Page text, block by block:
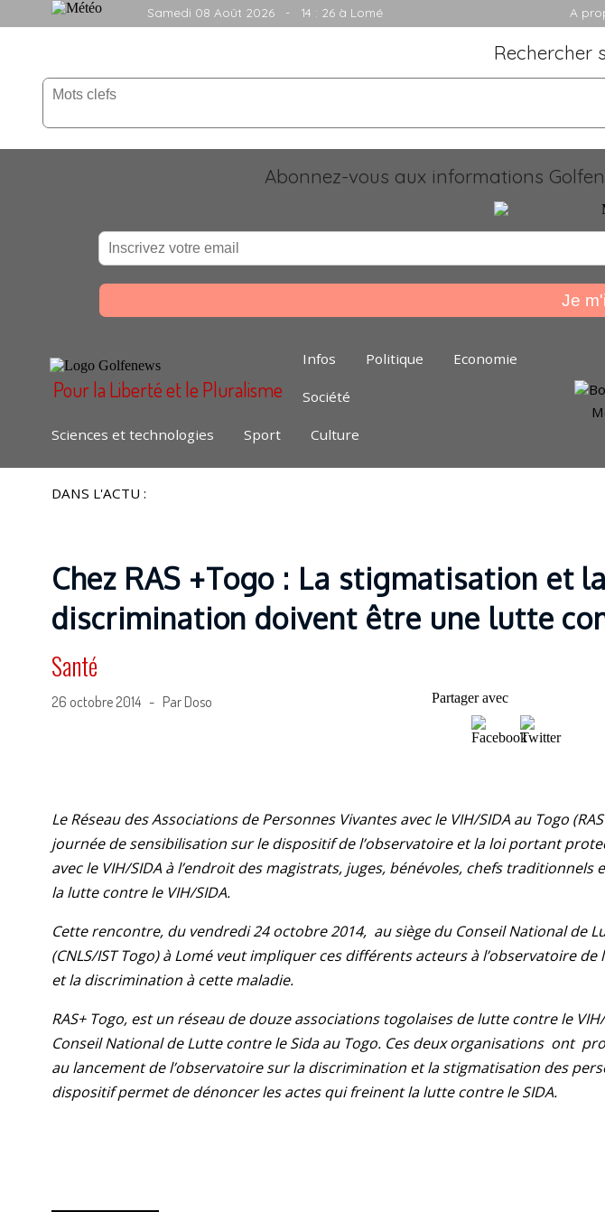
Samedi 08 Août 2026 - 14 : 26 à Lomé A
Rechercher
Abonnez-vous aux informations
Pour la Liberté et le Pluralisme
Infos Politique Economie
Société
Sciences et technologies Sport
Culture
DANS L'ACTU :
Chez RAS +Togo : La stigmatisation et la
discrimination doivent être une lutte
Santé
26 octobre 2014 - Par Doso Partager avec
Le Réseau des Associations de Personnes Vivantes avec le VIH/SIDA au Togo
journée de sensibilisation sur le dispositif de l’observatoire et la loi portant
avec le VIH/SIDA à l’endroit des magistrats, juges, bénévoles, chefs
la lutte contre le VIH/SIDA.
Cette rencontre, du vendredi 24 octobre 2014, au siège du Conseil National de
(CNLS/IST Togo) à Lomé veut impliquer ces différents acteurs à l’observatoire
et la discrimination à cette maladie.
RAS+ Togo, est un réseau de douze associations togolaises de lutte contre le
Conseil National de Lutte contre le Sida au Togo. Ces deux organisations ont
au lancement de l’observatoire sur la discrimination et la stigmatisation des
dispositif permet de dénoncer les actes qui freinent la lutte contre le SIDA.